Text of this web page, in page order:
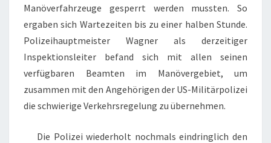
Manöverfahrzeuge gesperrt werden mussten. So
ergaben sich Wartezeiten bis zu einer halben Stunde.
Polizeihauptmeister Wagner als derzeitiger
Inspektionsleiter befand sich mit allen seinen
verfügbaren Beamten im Manövergebiet, um
zusammen mit den Angehörigen der US-Militärpolizei
die schwierige Verkehrsregelung zu übernehmen.
Die Polizei wiederholt nochmals eindringlich den